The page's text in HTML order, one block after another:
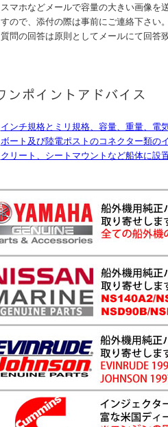
スマホなどメールで容量の大きい画像を
すので、添付の際は事前にご連絡下さい
質問の回答は原則としてメールにて回答
インチ規格とミリ規格、容量、重量、電
ボート及び陸電ポストのコネクター類の
クリート、シートマウントなど船体に設